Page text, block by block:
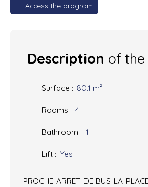
Access the program
Description of
Surface : 80.1 m²
Rooms : 4
Bathroom : 1
Lift : Yes
PROCHE ARRET DE BUS LA